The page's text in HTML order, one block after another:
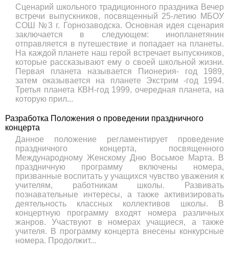
Сценарий школьного традиционного праздника Вечер
встречи выпускников, посвященный 25-летию МБОУ
СОШ №3 г. Горнозаводска. Основная идея сценария
заключается в следующем: инопланетянин
отправляется в путешествие и попадает на планеты.
На каждой планете наш герой встречает выпускников,
которые рассказывают ему о своей школьной жизни.
Первая планета называется Пионерия- год 1989,
затем оказывается на планете Экстрим -год 1994.
Третья планета КВН-год 1999, очередная планета, на
которую прил...
Разработка Положения о проведении праздничного
концерта
Данное положение регламентирует проведение
праздничного концерта, посвященного
Международному Женскому Дню Восьмое Марта. В
праздничную программу включены номера,
призванные воспитать у учащихся чувство уважения к
учителям, работникам школы. Развивать
познавательные интересы, а также активизировать
деятельность классных коллективов школы. В
концертную программу входят номера различных
жанров. Участвуют в номерах учащиеся, а также
учителя. В программу концерта внесены конкурсные
номера. Продолжит...